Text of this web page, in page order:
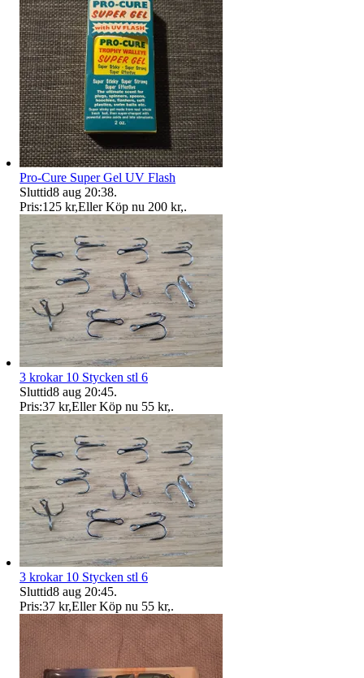
Pro-Cure Super Gel UV Flash
Sluttid8 aug 20:38.
Pris:125 kr,Eller Köp nu 200 kr,.
3 krokar 10 Stycken stl 6
Sluttid8 aug 20:45.
Pris:37 kr,Eller Köp nu 55 kr,.
3 krokar 10 Stycken stl 6
Sluttid8 aug 20:45.
Pris:37 kr,Eller Köp nu 55 kr,.